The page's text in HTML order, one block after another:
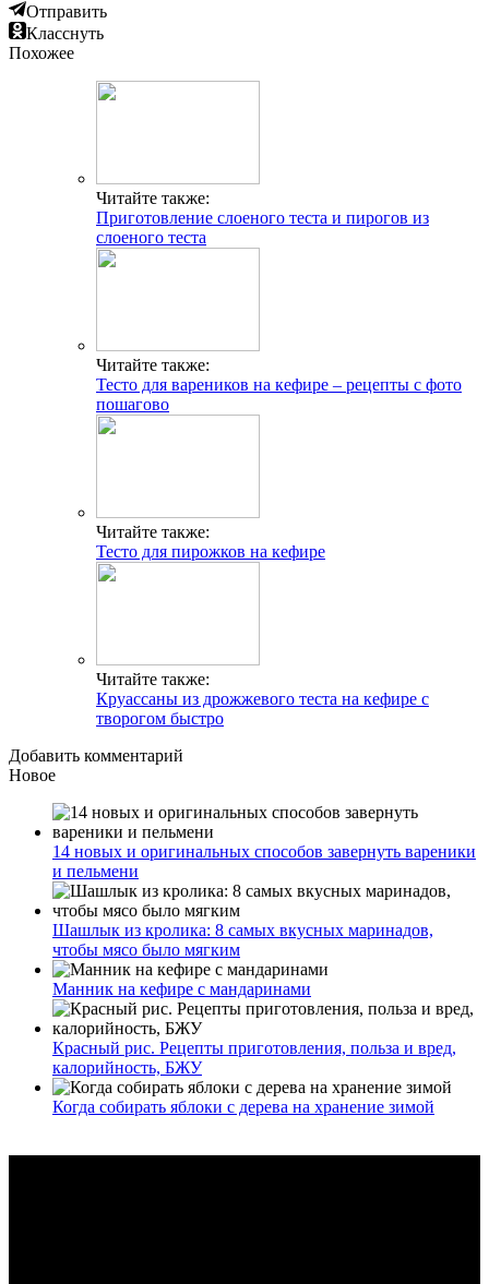
Отправить
Класснуть
Похожее
Читайте также:
Приготовление слоеного теста и пирогов из
слоеного теста
Читайте также:
Тесто для вареников на кефире – рецепты с фото
пошагово
Читайте также:
Тесто для пирожков на кефире
Читайте также:
Круассаны из дрожжевого теста на кефире с
творогом быстро
Добавить комментарий
Новое
14 новых и оригинальных способов завернуть вареники
и пельмени
Шашлык из кролика: 8 самых вкусных маринадов,
чтобы мясо было мягким
Манник на кефире с мандаринами
Красный рис. Рецепты приготовления, польза и вред,
калорийность, БЖУ
Когда собирать яблоки с дерева на хранение зимой